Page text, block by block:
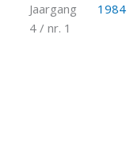
Jaargang
4 / nr. 1
1984